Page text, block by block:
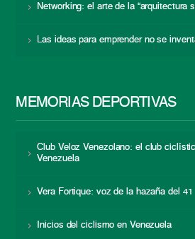
Networking: el arte de la “arquitectura
Las ideas para emprender no se
MEMORIAS DEPORTIVAS
Club Veloz Venezolano: el club
Venezuela
Vera Fortique: voz de la hazaña del 41
Inicios del ciclismo en Venezuela